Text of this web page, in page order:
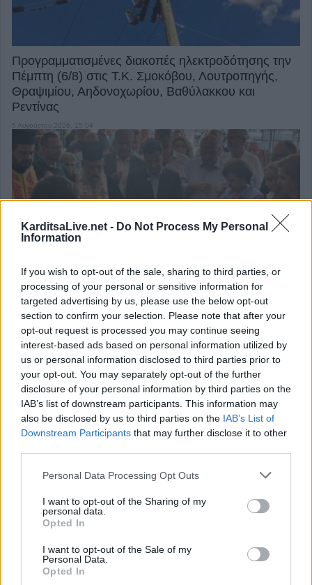
KarditsaLive.net - Do Not Process My Personal
Information
If you wish to opt-out of the sale, sharing to third parties, or
processing of your personal or sensitive information for
targeted advertising by us, please use the below opt-out
section to confirm your selection. Please note that after your
opt-out request is processed you may continue seeing
interest-based ads based on personal information utilized by
us or personal information disclosed to third parties prior to
your opt-out. You may separately opt-out of the further
disclosure of your personal information by third parties on the
IAB’s list of downstream participants. This information may
also be disclosed by us to third parties on the IAB’s List of
Downstream Participants that may further disclose it to other
Personal Data Processing Opt Outs
I want to opt-out of the Sharing of my
personal data.
Opted In
I want to opt-out of the Sale of my
Personal Data.
Opted In
Προγραμματισμένες διακοπές ηλεκτροδότησης την
Πέμπτη (6/8) στις Τ.Κ. Σμοκόβου, Λουτροπηγής,
Θραψιμίου, Αηδονοχωρίου, Βαθύλακκου και
Ρεντίνας
5 Αυγούστου 2026, 15:04
στο ανακαινισμένο Κ.Y. Σοφάδων(+Φωτο +Βίντεο)
5 Αυγούστου 2026, 16:58
Σοφάδες: Ολοκληρώθηκε η ασφαλτόστρωση σε
τμήματα των οδών Ανθέων και Κολοκοτρώνη
5 Αυγούστου 2026, 13:59